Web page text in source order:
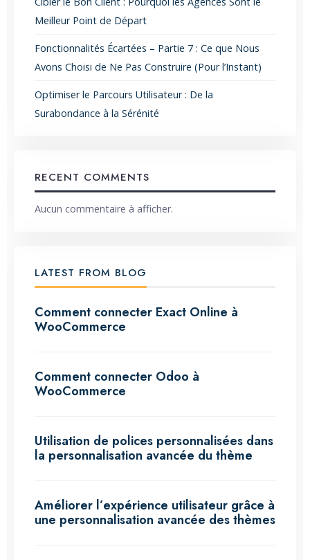
Meilleur Point de Départ
Fonctionnalités Écartées – Partie 7 : Ce que Nous
Avons Choisi de Ne Pas Construire (Pour l’Instant)
Optimiser le Parcours Utilisateur : De la
Surabondance à la Sérénité
RECENT COMMENTS
Aucun commentaire à afficher.
LATEST FROM BLOG
Comment connecter Exact Online à
WooCommerce
Comment connecter Odoo à
WooCommerce
Utilisation de polices personnalisées dans
la personnalisation avancée du thème
Améliorer l’expérience utilisateur grâce à
une personnalisation avancée des thèmes